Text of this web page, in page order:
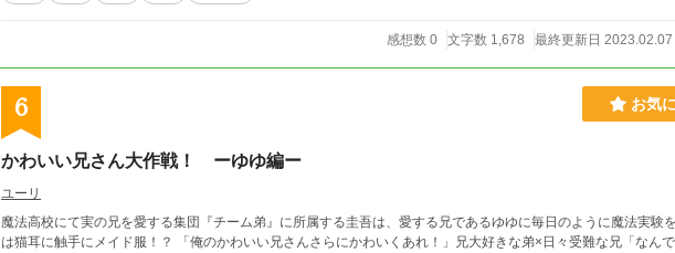
感想数 0 文字数 1,678 最終更新日 2023.02.07
6 お気
かわいい兄さん大作戦！ ーゆゆ編ー
ユーリ
魔法高校にて実の兄を愛する集団『チーム弟』に所属する圭吾は、愛する兄であるゆゆに毎日のように魔法実験
は猫耳に触手にメイド服！？ 「俺のかわいい兄さんさらにかわいくあれ！」兄大好きな弟×日々受難な兄「なん